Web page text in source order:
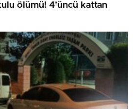
ölümü! 4’üncü kattan